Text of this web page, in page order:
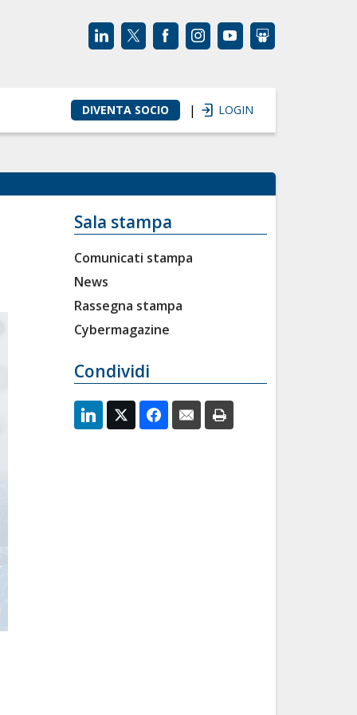
DIVENTA SOCIO | LOGIN
Sala stampa
Comunicati stampa
News
Rassegna stampa
Cybermagazine
Condividi